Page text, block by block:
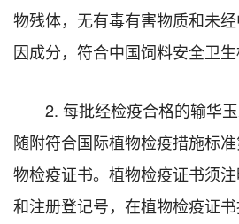
物残体，无有毒有害物质和未
因成分，符合中国饲料安全卫生
2. 每批经检疫合格的输华
随附符合国际植物检疫措施标
物检疫证书。植物检疫证书须
和注册登记号，在植物检疫证